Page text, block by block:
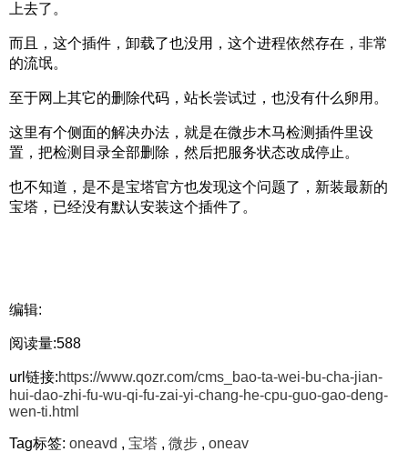
上去了。
而且，这个插件，卸载了也没用，这个进程依然存在，非常
的流氓。
至于网上其它的删除代码，站长尝试过，也没有什么卵用。
这里有个侧面的解决办法，就是在微步木马检测插件里设
置，把检测目录全部删除，然后把服务状态改成停止。
也不知道，是不是宝塔官方也发现这个问题了，新装最新的
宝塔，已经没有默认安装这个插件了。
编辑:
阅读量:588
url链接:https://www.qozr.com/cms_bao-ta-wei-bu-cha-jian-
hui-dao-zhi-fu-wu-qi-fu-zai-yi-chang-he-cpu-guo-gao-deng-
wen-ti.html
Tag标签: oneavd , 宝塔 , 微步 , oneav